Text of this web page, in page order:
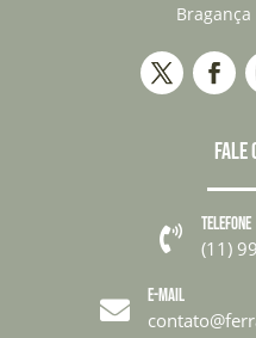
Bragança
FALE
 TELEFONE
(11)
 E-MAIL